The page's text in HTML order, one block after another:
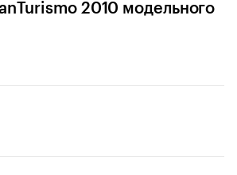
2010 модельного